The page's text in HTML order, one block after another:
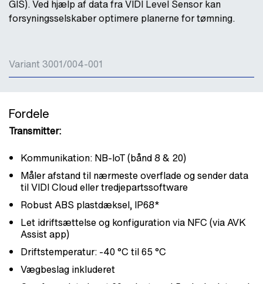
GIS). Ved hjælp af data fra VIDI Level Sensor kan
forsyningsselskaber optimere planerne for tømning.
Variant 3001/004-001
Fordele
Transmitter:
Kommunikation: NB-IoT (bånd 8 & 20)
Måler afstand til nærmeste overflade og sender data
til VIDI Cloud eller tredjepartssoftware
Robust ABS plastdæksel, IP68*
Let idriftsættelse og konfiguration via NFC (via AVK
Assist app)
Driftstemperatur: -40 °C til 65 °C
Vægbeslag inkluderet